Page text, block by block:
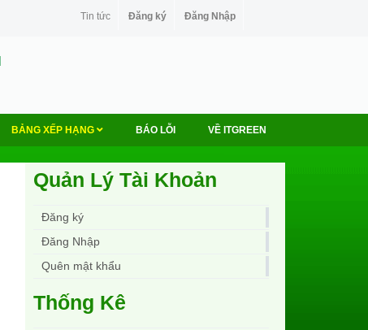
Tin tức Đăng ký Đăng Nhập
BẢNG XẾP HẠNG BÁO LỖI VỀ ITGREEN
Quản Lý Tài Khoản
Đăng ký
Đăng Nhập
Quên mật khẩu
Thống Kê